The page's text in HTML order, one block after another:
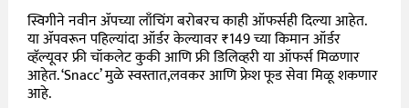
स्विगीने नवीन ॲपच्या लाँचिंग बरोबरच काही ऑफर्सही दिल्या आहेत.
या ॲपवरून पहिल्यांदा ऑर्डर केल्यावर₹149च्या किमान ऑर्डर
व्हॅल्यूवर फ्री चॉकलेट कुकी आणि फ्री डिलिव्हरी या ऑफर्स मिळणार
आहेत. ‘Snacc’मुळे स्वस्तात,लवकर आणि फ्रेश फूड सेवा मिळू शकणार
आहे.